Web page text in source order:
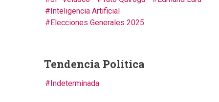
Inteligencia Artificial
Elecciones Generales 2025
Tendencia Política
Indeterminada